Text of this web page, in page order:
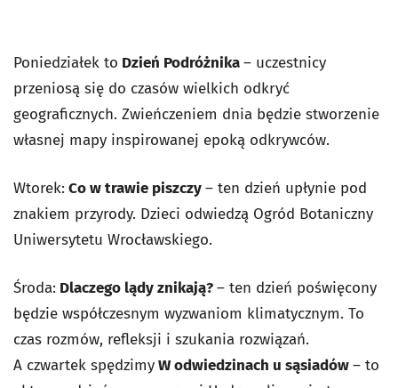
Poniedziałek to Dzień Podróżnika– uczestnicy
przeniosą się do czasów wielkich odkryć
geograficznych. Zwieńczeniem dnia będzie stworzenie
własnej mapy inspirowanej epoką odkrywców.
Wtorek: Co w trawie piszczy– ten dzień upłynie pod
znakiem przyrody. Dzieci odwiedzą Ogród Botaniczny
Uniwersytetu Wrocławskiego.
Środa: Dlaczego lądy znikają?– ten dzień poświęcony
będzie współczesnym wyzwaniom klimatycznym. To
czas rozmów, refleksji i szukania rozwiązań.
A czwartek spędzimyW odwiedzinach u sąsiadów– to